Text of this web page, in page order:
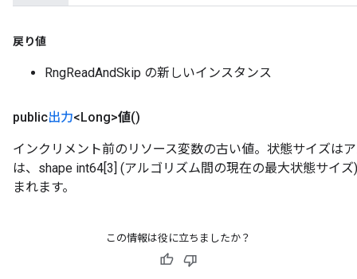
戻り値
RngReadAndSkip の新しいインスタンス
public出力<Long>値()
インクリメント前のリソース変数の古い値。状態サイズは
は、shape int64[3] (アルゴリズム間の現在の最大状態サイ
まれます。
この情報は役に立ちましたか？